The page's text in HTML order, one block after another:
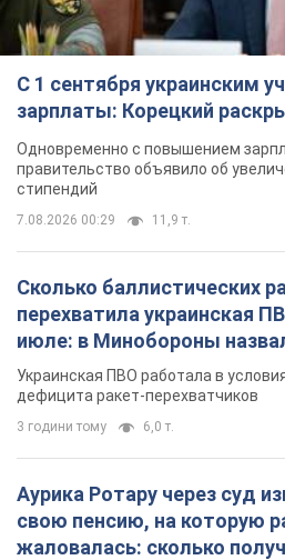
С 1 сентября украинским
зарплаты: Корецкий
Одновременно с повышением
правительство объявило об
стипендий
7.08.2026 00:29 11,9 т.
Сколько баллистических
перехватила украинская
июле: в Минобороны
Украинская ПВО работала в
дефицита ракет-перехватчиков
3 години тому 6,0 т.
Аурика Ротару через суд
свою пенсию, на которую
жаловалась: сколько